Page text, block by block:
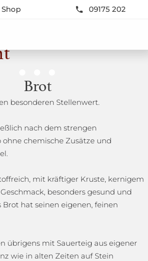
Shop 09175 202
- Beste Qualität und Frische sind
Brot
besonderen Stellenwert.
nach dem strengen
ohne chemische Zusätze und
mit kräftiger Kruste, kernigem
besonders gesund und
hat seinen eigenen, feinen
übrigens mit Sauerteig aus eigener
wie in alten Zeiten auf Stein